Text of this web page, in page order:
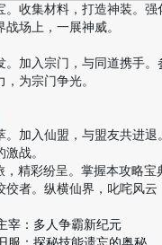
。收集材料，打造神装。
场上，一展神威。
。加入宗门，与同道携手
为宗门争光。
。加入仙盟，与盟友共进退
战。
，精彩纷呈。掌握本攻略
佼者。纵横仙界，叱咤风
宰：多人争霸新纪元